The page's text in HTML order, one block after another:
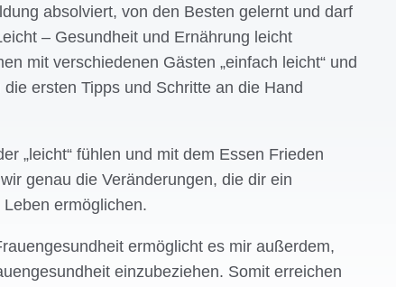
absolviert, von den Besten gelernt und darf
– Gesundheit und Ernährung leicht
mit verschiedenen Gästen „einfach leicht“ und
ersten Tipps und Schritte an die Hand
„leicht“ fühlen und mit dem Essen Frieden
genau die Veränderungen, die dir ein
ermöglichen.
ermöglicht es mir außerdem,
einzubeziehen. Somit erreichen